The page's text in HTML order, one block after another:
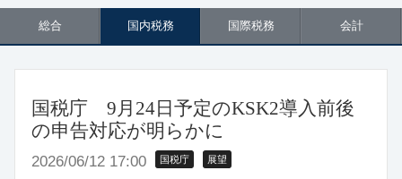
総合 国内税務 国際税務 会計
国税庁 9月24日予定のKSK2導入前後
の申告対応が明らかに
2026/06/12 17:00 国税庁 展望